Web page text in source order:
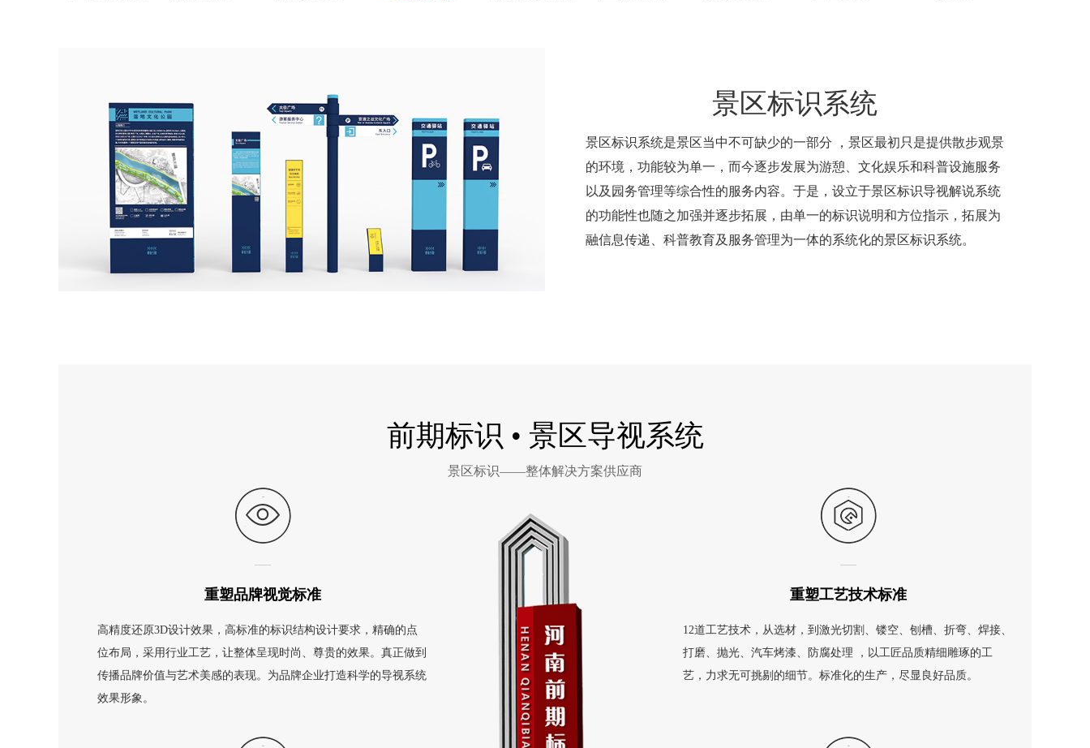
景区标识系统
景区标识系统是景区当中不可缺少的一部分 ，景区最初只是提供散步观景
的环境，功能较为单一，而今逐步发展为游憩、文化娱乐和科普设施服务
以及园务管理等综合性的服务内容。于是，设立于景区标识导视解说系统
的功能性也随之加强并逐步拓展，由单一的标识说明和方位指示，拓展为
融信息传递、科普教育及服务管理为一体的系统化的景区标识系统。
前期标识 • 景区导视系统
景区标识——整体解决方案供应商
重塑品牌视觉标准
高精度还原3D设计效果，高标准的标识结构设计要求，精确的点
位布局，采用行业工艺，让整体呈现时尚、尊贵的效果。真正做到
传播品牌价值与艺术美感的表现。为品牌企业打造科学的导视系统
效果形象。
重塑工艺技术标准
12道工艺技术，从选材，到激光切割、镂空、刨槽、折弯、焊接、
打磨、抛光、汽车烤漆、防腐处理 ，以工匠品质精细雕琢的工
艺，力求无可挑剔的细节。标准化的生产，尽显良好品质。